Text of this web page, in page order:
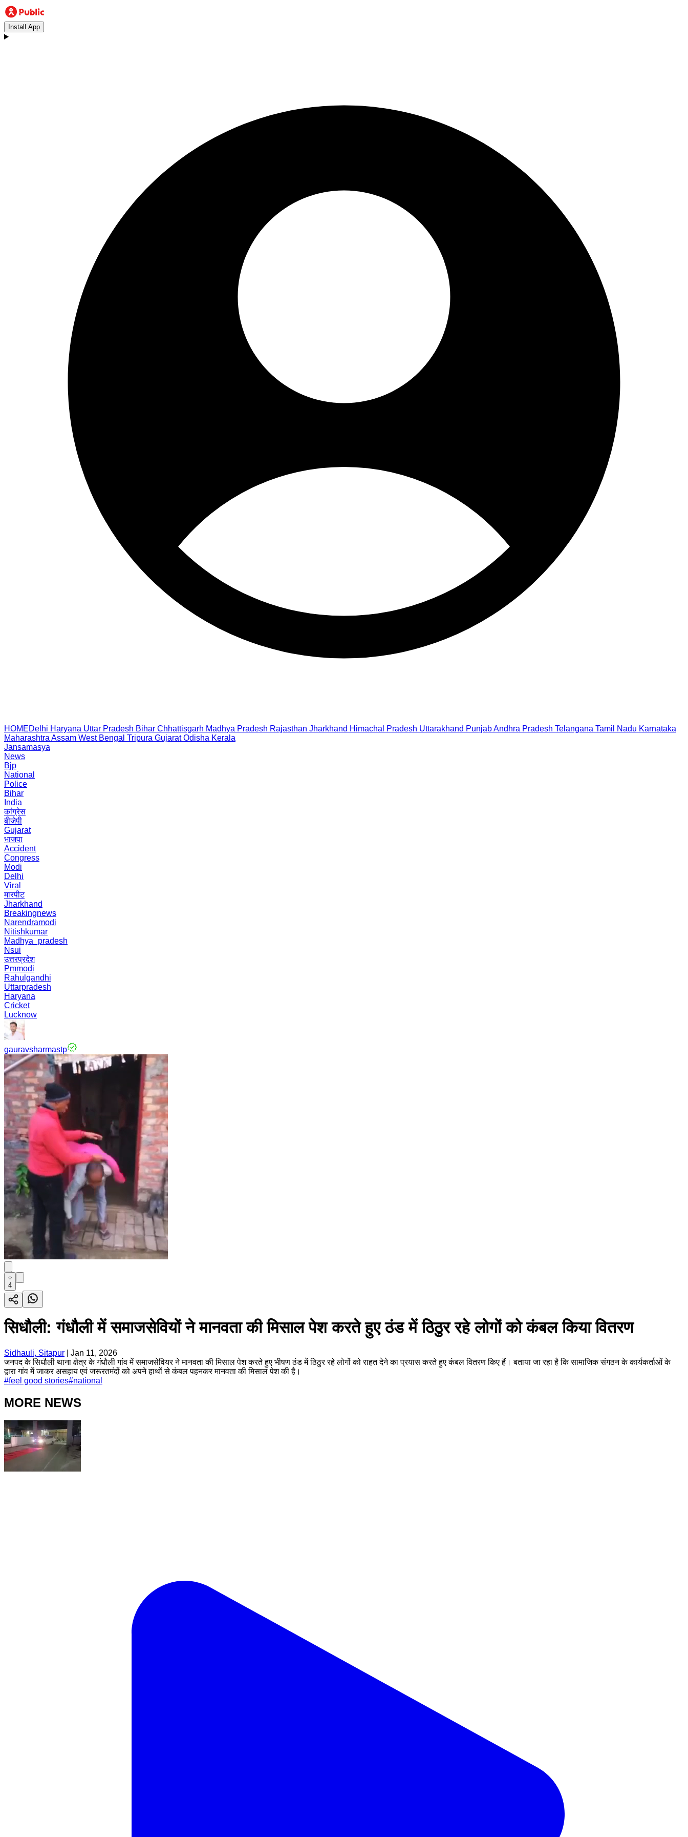
Install App
HOMEDelhi Haryana Uttar Pradesh Bihar Chhattisgarh Madhya Pradesh Rajasthan Jharkhand Himachal Pradesh Uttarakhand PunjabAndhra Pradesh Telangana Tamil Nadu Karnataka
Maharashtra Assam West Bengal Tripura Gujarat Odisha Kerala
Jansamasya
News
Bjp
National
Police
Bihar
India
कांग्रेस
बीजेपी
Gujarat
भाजपा
Accident
Congress
Modi
Delhi
Viral
मारपीट
Jharkhand
Breakingnews
Narendramodi
Nitishkumar
Madhya_pradesh
Nsui
उत्तरप्रदेश
Pmmodi
Rahulgandhi
Uttarpradesh
Haryana
Cricket
Lucknow
gauravsharmastp
4
सिधौली: गंधौली में समाजसेवियों ने मानवता की मिसाल पेश करते हुए ठंड में ठिठुर रहे लोगों को कंबल किया वितरण
Sidhauli, Sitapur
Jan 11, 2026
जनपद के सिधौली थाना क्षेत्र के गंधौली गांव में समाजसेवियर ने मानवता की मिसाल पेश करते हुए भीषण ठंड में ठिठुर रहे लोगों को राहत देने का प्रयास करते हुए कंबल वितरण किए हैं। बताया जा रहा है कि सामाजिक संगठन के कार्यकर्ताओं के
द्वारा गांव में जाकर असहाय एवं जरूरतमंदों को अपने हाथों से कंबल पहनकर मानवता की मिसाल पेश की है।
#feel good stories#national
MORE NEWS